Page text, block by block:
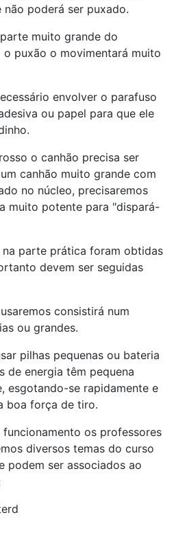
poderá ser puxado.
muito grande do
puxão o movimentará muito
envolver o parafuso
ou papel para que ele
o canhão precisa ser
canhão muito grande com
no núcleo, precisaremos
muito potente para "dispará-
na parte prática foram obtidas
devem ser seguidas
consistirá num
ou grandes.
pilhas pequenas ou bateria
de energia têm pequena
esgotando-se rapidamente e
boa força de tiro.
os professores
diversos temas do curso
podem ser associados ao